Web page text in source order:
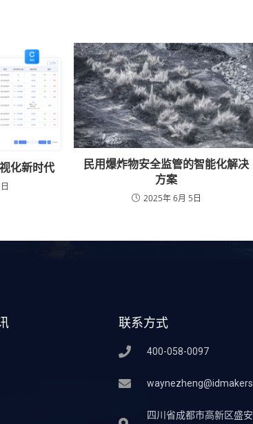
化新时代
民用爆炸物安全监管的智能化解决
方案
2025年 6月 5日
联系方式
400-058-0097
四川省成都市高新区盛